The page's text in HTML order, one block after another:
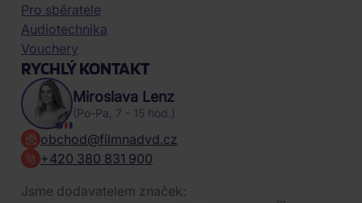
Pro sběratele
Audiotechnika
Vouchery
RYCHLÝ KONTAKT
Miroslava Lenz
(Po-Pa, 7 - 15 hod.)
obchod@filmnadvd.cz
+420 380 831 900
Jsme dodavatelem značek: